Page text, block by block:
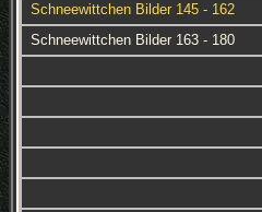
Schneewittchen Bilder 145 - 162
Schneewittchen Bilder 163 - 180